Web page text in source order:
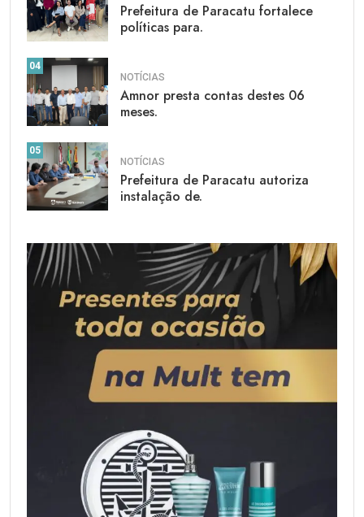
Prefeitura de Paracatu fortalece
políticas para.
04
NOTÍCIAS
Amnor presta contas destes 06
meses.
05
NOTÍCIAS
Prefeitura de Paracatu autoriza
instalação de.